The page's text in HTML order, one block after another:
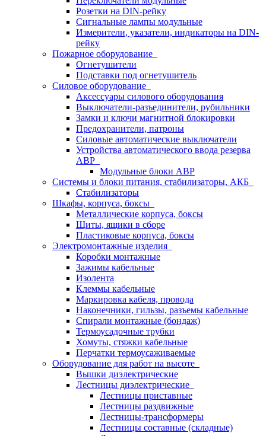
Розетки на DIN-рейку
Сигнальные лампы модульные
Измерители, указатели, индикаторы на DIN-
рейку
Пожарное оборудование
Огнетушители
Подставки под огнетушитель
Силовое оборудование
Аксессуары силового оборудования
Выключатели-разъединители, рубильники
Замки и ключи магнитной блокировки
Предохранители, патроны
Силовые автоматические выключатели
Устройства автоматического ввода резерва
АВР
Модульные блоки АВР
Системы и блоки питания, стабилизаторы, АКБ
Стабилизаторы
Шкафы, корпуса, боксы
Металлические корпуса, боксы
Щиты, ящики в сборе
Пластиковые корпуса, боксы
Электромонтажные изделия
Коробки монтажные
Зажимы кабельные
Изолента
Клеммы кабельные
Маркировка кабеля, провода
Наконечники, гильзы, разъемы кабельные
Спирали монтажные (бондаж)
Термоусадочные трубки
Хомуты, стяжки кабельные
Перчатки термоусаживаемые
Оборудование для работ на высоте
Вышки диэлектрические
Лестницы диэлектрические
Лестницы приставные
Лестницы раздвижные
Лестницы-трансформеры
Лестницы составные (складные)